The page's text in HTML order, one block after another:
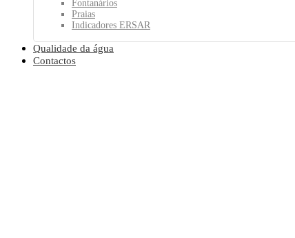
Fontanários
Praias
Indicadores ERSAR
Qualidade da água
Contactos